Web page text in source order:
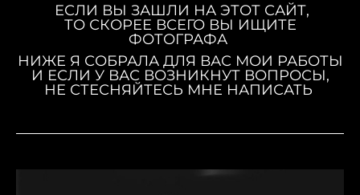
ЕСЛИ ВЫ ЗАШЛИ НА ЭТОТ САЙТ,
ТО СКОРЕЕ ВСЕГО ВЫ ИЩИТЕ
ФОТОГРАФА
НИЖЕ Я СОБРАЛА ДЛЯ ВАС МОИ РАБОТЫ
И ЕСЛИ У ВАС ВОЗНИКНУТ ВОПРОСЫ,
НЕ СТЕСНЯЙТЕСЬ МНЕ НАПИСАТЬ